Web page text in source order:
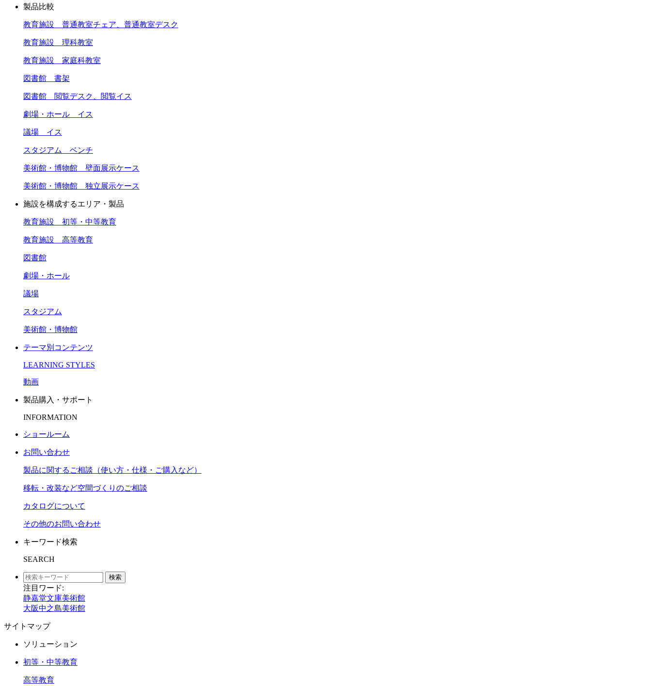
製品比較
教育施設 普通教室チェア、普通教室デスク
教育施設 理科教室
教育施設 家庭科教室
図書館 書架
図書館 閲覧デスク、閲覧イス
劇場・ホール イス
議場 イス
スタジアム ベンチ
美術館・博物館 壁面展示ケース
美術館・博物館 独立展示ケース
施設を構成するエリア・製品
教育施設 初等・中等教育
教育施設 高等教育
図書館
劇場・ホール
議場
スタジアム
美術館・博物館
テーマ別コンテンツ
LEARNING STYLES
動画
製品購入・サポート
INFORMATION
ショールーム
お問い合わせ
製品に関するご相談（使い方・仕様・ご購入など）
移転・改装など空間づくりのご相談
カタログについて
その他のお問い合わせ
キーワード検索
SEARCH
検索
注目ワード:
静嘉堂文庫美術館
大阪中之島美術館
サイトマップ
ソリューション
初等・中等教育
高等教育